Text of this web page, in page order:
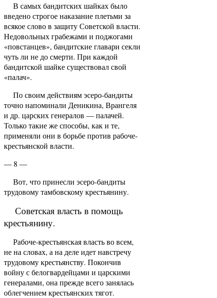
В самых бандитских шайках было
введено стро­гое наказание плетьми за
всякое слово в защиту Со­ветской власти.
Недовольных грабежами и поджога­ми
«повстанцев», бандитские главари секли
чуть ли не до смерти. При каждой
бандитской шайке суще­ствовал свой
«палач».
По своим действиям эсеро-бандиты
точно напоминали Деникина, Врангеля
и др. царских генера­лов — палачей.
Только такие же способы, как и те,
применяли они в борьбе против рабоче-
крестьян­ской власти.
— 8 —
Вот, что принесли эсеро-бандиты
трудовому тамбовскому крестьянину.
Советская власть в помощь
крестьянину.
Рабоче-крестьянская власть во всем,
не на сло­вах, а на деле идет навстречу
трудовому крестьян­ству. Покончив
войну с белогвардейцами и царскими
генералами, она прежде всего занялась
облегче­нием крестьянских тягот.